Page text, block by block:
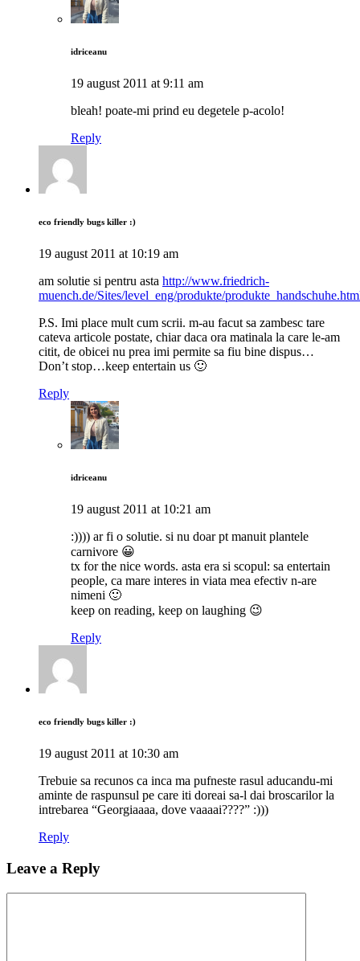
idriceanu
19 august 2011 at 9:11 am
bleah! poate-mi prind eu degetele p-acolo!
Reply
eco friendly bugs killer :)
19 august 2011 at 10:19 am
am solutie si pentru asta http://www.friedrich-
muench.de/Sites/level_eng/produkte/
P.S. Imi place mult cum scrii. m-au facut sa zambesc tare
cateva articole postate, chiar daca ora matinala la care le-am
citit, de obicei nu prea imi permite sa fiu bine dispus…
Don’t stop…keep entertain us 🙂
Reply
idriceanu
19 august 2011 at 10:21 am
:)))) ar fi o solutie. si nu doar pt manuit plantele
carnivore 😀
tx for the nice words. asta era si scopul: sa entertain
people, ca mare interes in viata mea efectiv n-are
nimeni 🙂
keep on reading, keep on laughing 😉
Reply
eco friendly bugs killer :)
19 august 2011 at 10:30 am
Trebuie sa recunos ca inca ma pufneste rasul aducandu-mi
aminte de raspunsul pe care iti doreai sa-l dai broscarilor la
intrebarea “Georgiaaaa, dove vaaaai????” :)))
Reply
Leave a Reply